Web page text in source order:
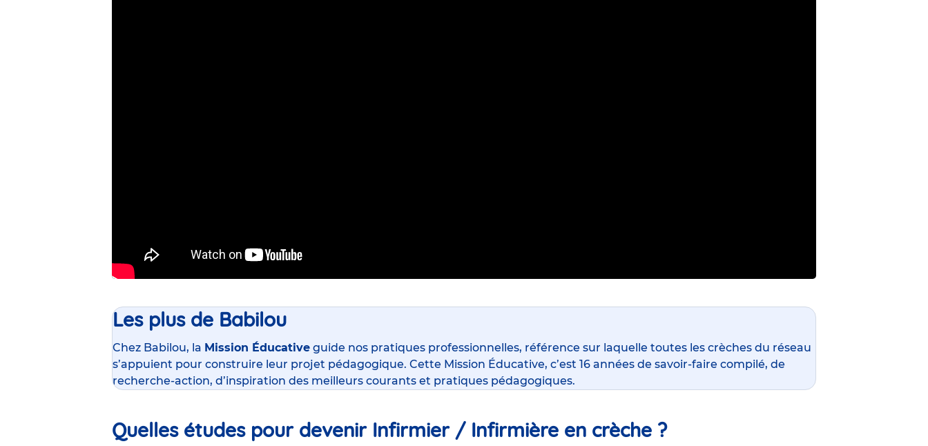
Les plus de Babilou
Chez Babilou, la Mission Éducative guide nos pratiques professionnelles, référence sur laquelle toutes les crèches du réseau
s’appuient pour construire leur projet pédagogique. Cette Mission Éducative, c’est 16 années de savoir-faire compilé, de
recherche-action, d’inspiration des meilleurs courants et pratiques pédagogiques.
Quelles études pour devenir Infirmier / Infirmière en crèche ?